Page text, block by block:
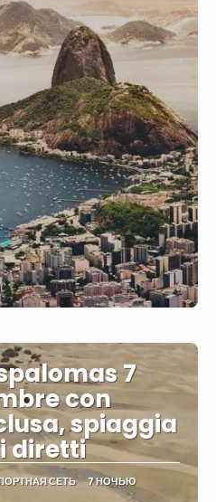
7
con
spiaggia
diretti
СЕТЬ 7 НОЧЬЮ